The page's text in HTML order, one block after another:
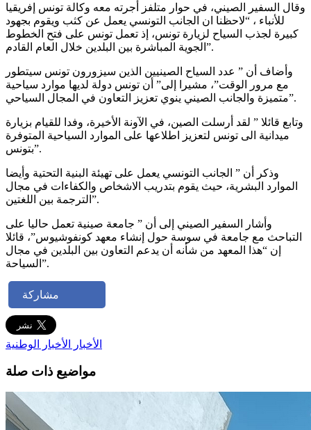
وقال السفير الصيني، في حوار متلفز أجرته معه وكالة تونس إفريقيا
للأنباء ، “لاحظنا ان الجانب التونسي يعمل عن كثب ويقوم بجهود
كبيرة لجذب السياح لزيارة تونس، إذ تعمل تونس على فتح الخطوط
الجوية المباشرة بين البلدين خلال العام القادم”.
وأضاف أن ” عدد السياح الصينيين الذين سيزورون تونس سيتطور
مع مرور الوقت”، مشيرا إلى” أن تونس دولة لديها موارد سياحية
متميزة والجانب الصيني ينوي تعزيز التعاون في المجال السياحي”.
وتابع قائلا ” لقد أرسلت الصين، في الآونة الأخيرة، وفدا للقيام بزيارة
ميدانية الى تونس لتعزيز اطلاعها على الموارد السياحية المتوفرة
بتونس”.
وذكر أن ” الجانب التونسي يعمل على تهيئة البنية التحتية وأيضا
الموارد البشرية، حيث يقوم بتدريب الاشخاص والكفاءات في مجال
الترجمة بين اللغتين”.
وأشار السفير الصيني إلى أن ” جامعة صينية تعمل حاليا على
التباحث مع جامعة في سوسة حول إنشاء معهد كونفوشيوس”، قائلا
إن “هذا المعهد من شأنه أن يدعم التعاون بين البلدين في مجال
السياحة”.
مشاركة
الأخبار الأخبار الوطنية
مواضيع ذات صلة